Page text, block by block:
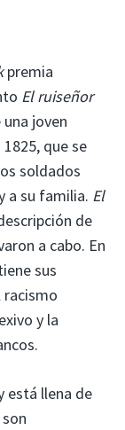
premia
El ruiseñor
joven
que se
soldados
a su familia. El
de
a cabo. En
sus
racismo
y la
está llena de